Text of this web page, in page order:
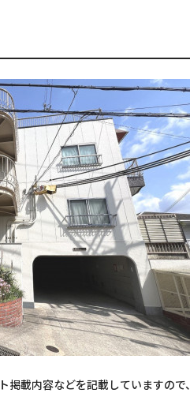
載内容などを記載していますので